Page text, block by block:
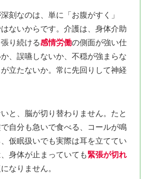
刻なのは、単に「お腹がすく」
はないからです。介護は、身体介助
り続ける感情労働の側面が強い仕
、誤嚥しないか、不穏が強まらな
立たないか。常に先回りして神経
と、脳が切り替わりません。たと
自分も急いで食べる、コールが鳴
仮眠扱いでも実際は耳を立ててい
身体が止まっていても緊張が切れ
なりません。